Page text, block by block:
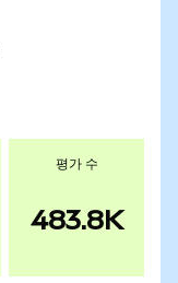
평가 수
483.8K